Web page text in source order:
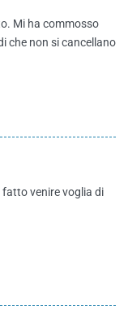
Mi ha commosso
che non si cancellano
fatto venire voglia di